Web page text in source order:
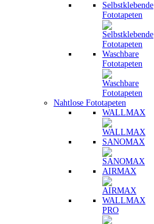
Selbstklebende
Fototapeten
Waschbare
Fototapeten
Nahtlose Fototapeten
WALLMAX
SANOMAX
AIRMAX
WALLMAX
PRO